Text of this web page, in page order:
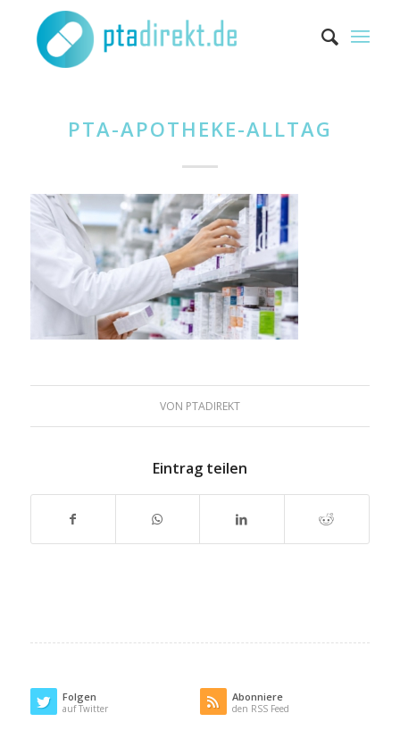
PTA-APOTHEKE-ALLTAG
VON PTADIREKT
Eintrag teilen
Folgen
auf Twitter
Abonniere
den RSS Feed